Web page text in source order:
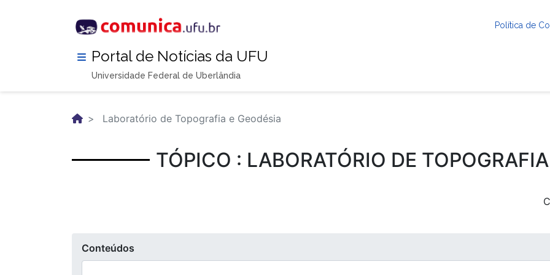
Política de
Portal de Notícias da UFU
Universidade Federal de Uberlândia
Laboratório de Topografia e Geodésia
TÓPICO : LABORATÓRIO DE
Conteúdos